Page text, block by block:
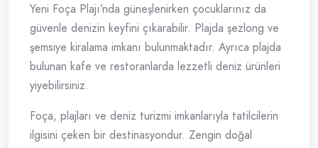
Yeni Foça Plajı’nda güneşlenirken çocuklarınız da
güvenle denizin keyfini çıkarabilir. Plajda şezlong ve
şemsiye kiralama imkanı bulunmaktadır. Ayrıca plajda
bulunan kafe ve restoranlarda lezzetli deniz ürünleri
yiyebilirsiniz.
Foça, plajları ve deniz turizmi imkanlarıyla tatilcilerin
ilgisini çeken bir destinasyondur. Zengin doğal